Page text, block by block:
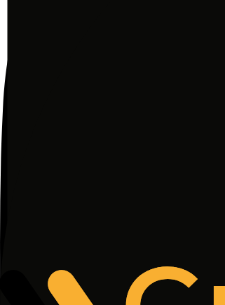
Dane Osobowe będą
potrzeby postępowań). Z
Podanie Danych Osobowych w
Podczas korzystania z
Od momentu połączenia
Użytkownika, czasie
dostosowania Serwisu do
Administrator
Użytkownik może w
pomocą ustawień
powiadomienia o ich